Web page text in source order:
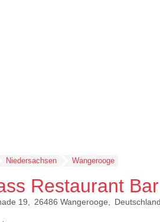
Niedersachsen Wangerooge
Restaurant Bar
19 26486 Wangerooge Deutschland